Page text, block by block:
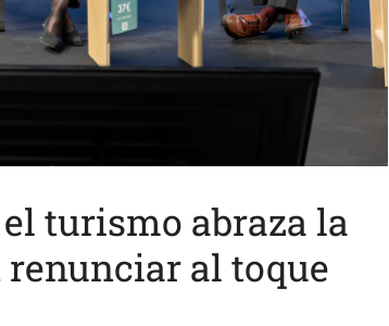
turismo abraza la
al toque